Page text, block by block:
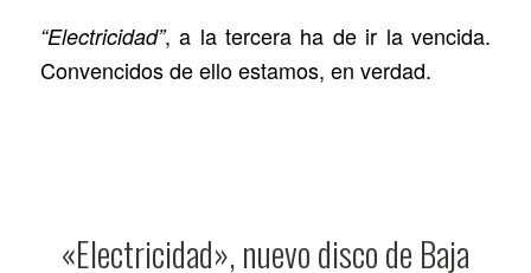
“Electricidad”, a la tercera ha de ir la vencida.
Convencidos de ello estamos, en verdad.
«Electricidad», nuevo disco de Baja